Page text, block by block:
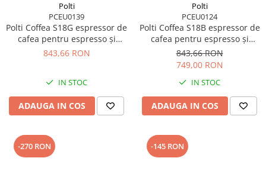
Polti
PCEU0139
Polti Coffea S18G espressor de
cafea pentru espresso și
cafea lungă, compatibil cu
pompa 19 BAR
843,66 RON
IN STOC
ADAUGA IN COS
Polti
PCEU0124
Polti Coffea S18B espressor de
cafea pentru espresso și
cafea lungă, compatibil cu
capsule E.S.E. de 44 mm,
rezervor detașabil de 0,85 l,
pompa 19 BAR
843,66 RON
749,00 RON
IN STOC
ADAUGA IN COS
-270 RON -145 RON